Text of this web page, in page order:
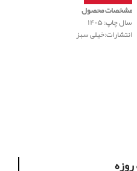
مشخصات محصول
سال چاپ: ۱۴۰۵
انتشارات:خیلی سبز